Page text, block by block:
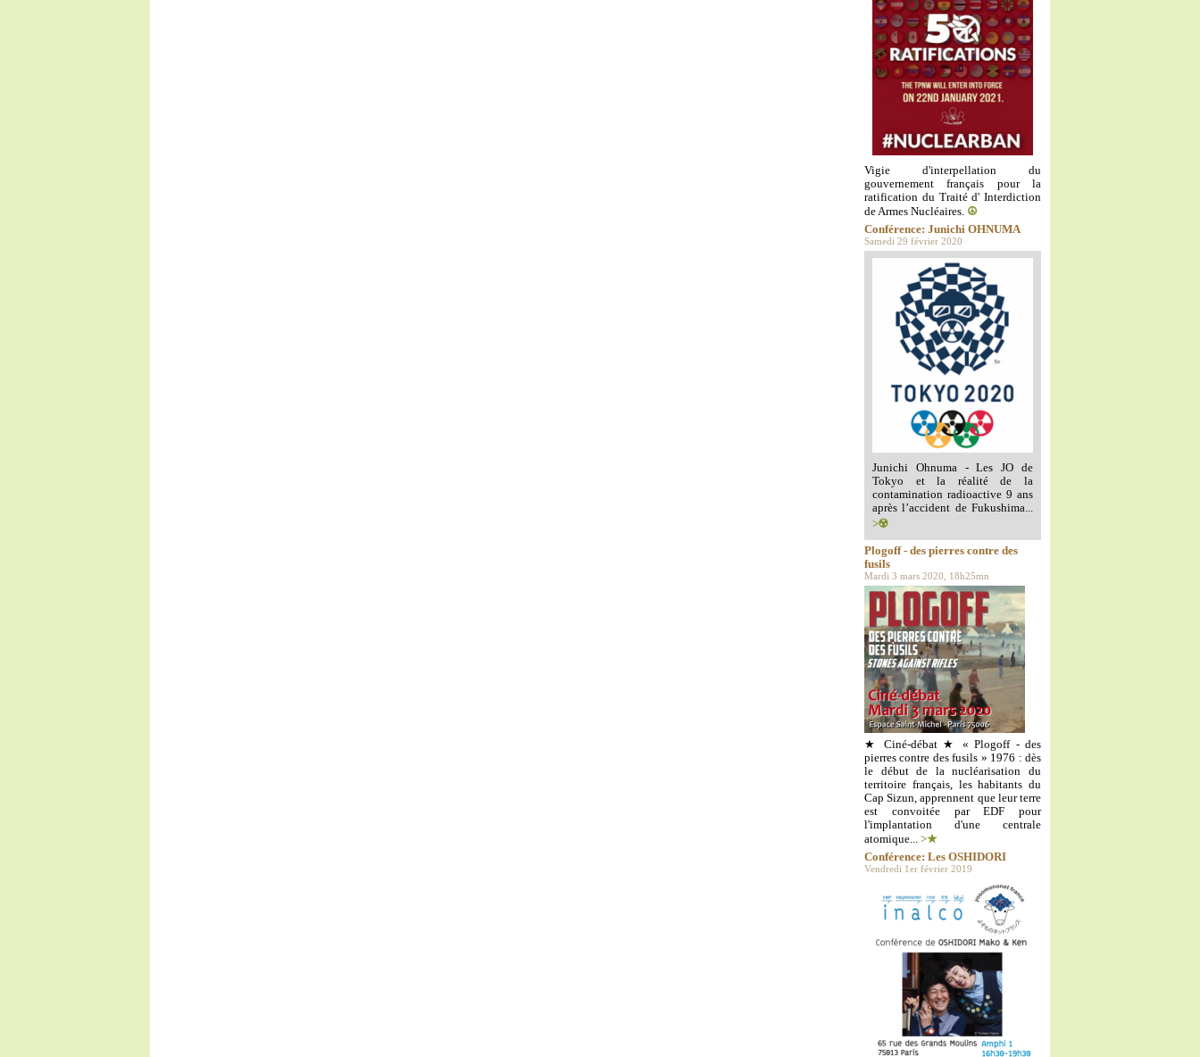
Vigie d'interpellation du
gouvernement français pour la
ratification du Traité d' Interdiction
de Armes Nucléaires. ☮️
Conférence: Junichi OHNUMA
Samedi 29 février 2020
Junichi Ohnuma - Les JO de
Tokyo et la réalité de la
contamination radioactive 9 ans
après l’accident de Fukushima...
>☢️
Plogoff - des pierres contre des
fusils
Mardi 3 mars 2020, 18h25mn
★ Ciné-débat ★ « Plogoff - des
pierres contre des fusils » 1976 : dès
le début de la nucléarisation du
territoire français, les habitants du
Cap Sizun, apprennent que leur terre
est convoitée par EDF pour
l'implantation d'une centrale
atomique... >★
Conférence: Les OSHIDORI
Vendredi 1er février 2019